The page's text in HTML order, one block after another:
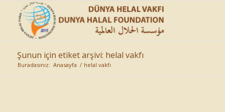
Şunun için etiket arşivi: helal vakfı
Buradasınız: Anasayfa / helal vakfı